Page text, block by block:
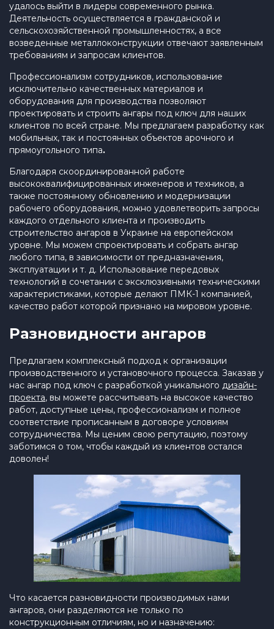
удалось выйти в лидеры современного рынка.
Деятельность осуществляется в гражданской и
сельскохозяйственной промышленностях, а все
возведенные металлоконструкции отвечают заявленным
требованиям и запросам клиентов.
Профессионализм сотрудников, использование
исключительно качественных материалов и
оборудования для производства позволяют
проектировать и строить ангары под ключ для наших
клиентов по всей стране. Мы предлагаем разработку как
мобильных, так и постоянных объектов арочного и
прямоугольного типа.
Благодаря скоординированной работе
высококвалифицированных инженеров и техников, а
также постоянному обновлению и модернизации
рабочего оборудования, можно удовлетворить запросы
каждого отдельного клиента и производить
строительство ангаров в Украине на европейском
уровне. Мы можем спроектировать и собрать ангар
любого типа, в зависимости от предназначения,
эксплуатации и т. д. Использование передовых
технологий в сочетании с эксклюзивными техническими
характеристиками, которые делают ПМК-1 компанией,
качество работ которой признано на мировом уровне.
Разновидности ангаров
Предлагаем комплексный подход к организации
производственного и установочного процесса. Заказав у
нас ангар под ключ с разработкой уникального дизайн-
проекта, вы можете рассчитывать на высокое качество
работ, доступные цены, профессионализм и полное
соответствие прописанным в договоре условиям
сотрудничества. Мы ценим свою репутацию, поэтому
заботимся о том, чтобы каждый из клиентов остался
доволен!
Что касается разновидности производимых нами
ангаров, они разделяются не только по
конструкционным отличиям, но и назначению: